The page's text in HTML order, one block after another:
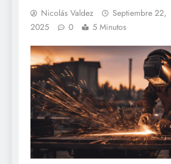
Nicolás Valdez
Septiembre 22,
2025
0 5 Minutos